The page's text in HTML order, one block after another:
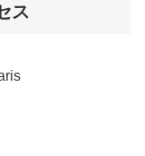
ス